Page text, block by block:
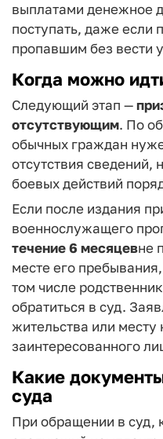
выплатами денежное
поступать, даже если
пропавшим без вести
Когда можно
Следующий этап —
отсутствующим. По
обычных граждан
отсутствия сведений,
боевых действий
Если после издания
военнослужащего
течение 6 месяцевне
месте его
том числе
обратиться в суд.
жительства или
заинтересованного
Какие
суда
При обращении в суд,